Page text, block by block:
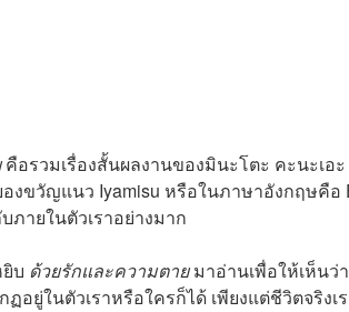
คือรวมเรื่องสั้นผลงานของมินะโตะ คะนะเ
งขวัญแนว Iyamisu หรือในภาษาอังกฤษคือ
ายในตัวเราอย่างมาก
บ ด้วยรักและความตายมาอ่านเพื่อให้เห็นว่
ฏอยู่ในตัวเราหรือใครก็ได้ เพียงแต่ชีวิตจริ